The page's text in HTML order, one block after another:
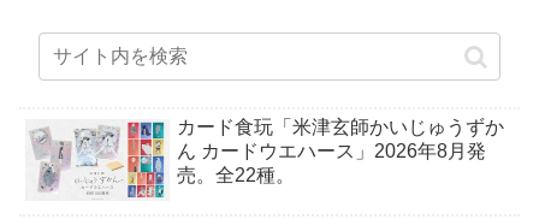
カード食玩「米津玄師かいじゅうずか
ん カードウエハース」2026年8月発
売。全22種。